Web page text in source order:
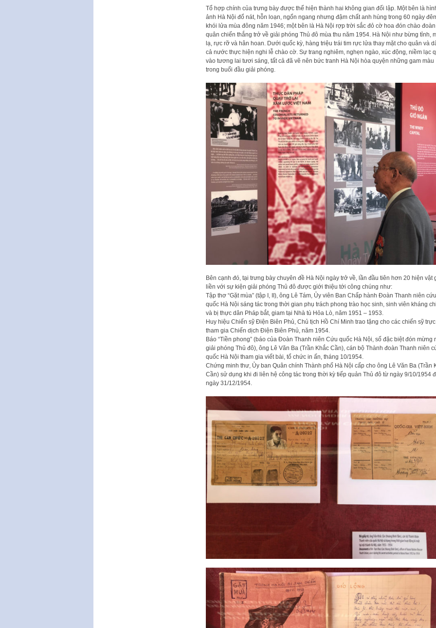
Tổ hợp chính của trưng bày được thể hiện thành hai không gian đối lập. Một bên là
ảnh Hà Nội đổ nát, hỗn loạn, ngổn ngang nhưng đậm chất anh hùng trong 60 ngày
khói lửa mùa đông năm 1946; một bên là Hà Nội rợp trời sắc đỏ cờ hoa đón chào đoàn
quân chiến thắng trở về giải phóng Thủ đô mùa thu năm 1954. Hà Nội như bừng tỉnh,
lạ, rực rỡ và hân hoan. Dưới quốc kỳ, hàng triệu trái tim rực lửa thay mặt cho quân và
cả nước thực hiện nghi lễ chào cờ. Sự trang nghiêm, nghẹn ngào, xúc động, niềm lạc
vào tương lai tươi sáng, tất cả đã vẽ nên bức tranh Hà Nội hòa quyện những gam màu
trong buổi đầu giải phóng.
Bên cạnh đó, tại trưng bày chuyên đề Hà Nội ngày trở về, lần đầu tiên hơn 20 hiện vật
liền với sự kiện giải phóng Thủ đô được giới thiệu tới công chúng như:
Tập thơ “Gặt mùa” (tập I, II), ông Lê Tám, Ủy viên Ban Chấp hành Đoàn Thanh niên cứu
quốc Hà Nội sáng tác trong thời gian phụ trách phong trào học sinh, sinh viên kháng
và bị thực dân Pháp bắt, giam tại Nhà tù Hỏa Lò, năm 1951 – 1953.
Huy hiệu Chiến sỹ Điện Biên Phủ, Chủ tịch Hồ Chí Minh trao tặng cho các chiến sỹ
tham gia Chiến dịch Điện Biên Phủ, năm 1954.
Báo “Tiền phong” (báo của Đoàn Thanh niên Cứu quốc Hà Nội, số đặc biệt đón mừng
giải phóng Thủ đô), ông Lê Văn Ba (Trần Khắc Cần), cán bộ Thành đoàn Thanh niên
quốc Hà Nội tham gia viết bài, tổ chức in ấn, tháng 10/1954.
Chứng minh thư, Ủy ban Quân chính Thành phố Hà Nội cấp cho ông Lê Văn Ba (Trần
Cần) sử dụng khi đi liên hệ công tác trong thời kỳ tiếp quản Thủ đô từ ngày 9/10/1954
ngày 31/12/1954.